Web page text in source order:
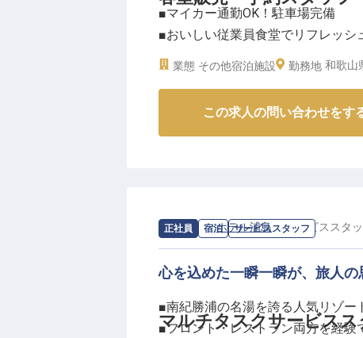
■マイカー通勤OK！駐車場完備
■おいしい従業員食堂でリフレッシ
■おもてなしの最前線でスキルアップ
白良荘グランドホテルは、美しい
温泉、豊かな食材を活かした料理
南紀白浜の魅力とともに、お客様
ーー【チームワークを大切に、お
る部署です！先輩スタッフが丁寧
てスタートできます。
業態 その他宿泊施設 勤務地 和歌山
この求人の問い合わせをす
正社員 宿泊 サービススタッフ
マルチタスクサービスス
求人情報：ホテル浦島 のサービススタ
心を込めた一瞬一瞬が、旅人
■南紀勝浦の名湯を誇る人気リゾー
■フロント・レストラン両方を経験